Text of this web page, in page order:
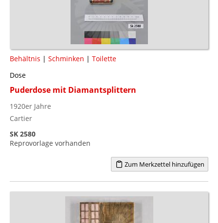
Behältnis | Schminken | Toilette
Dose
Puderdose mit Diamantsplittern
1920er Jahre
Cartier
SK 2580
Reprovorlage vorhanden
Zum Merkzettel hinzufügen